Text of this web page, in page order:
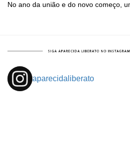
No ano da união e do novo começo,
aparecidaliberato